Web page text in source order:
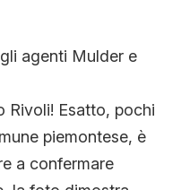
agenti Mulder e
Rivoli! Esatto, pochi
piemontese, è
a confermare